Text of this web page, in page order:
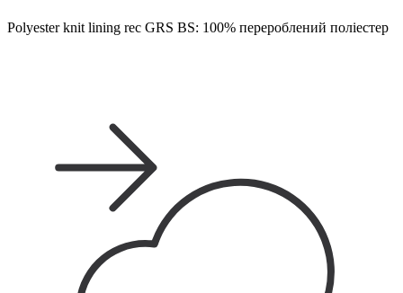
Polyester knit lining rec GRS BS: 100% перероблений поліестер